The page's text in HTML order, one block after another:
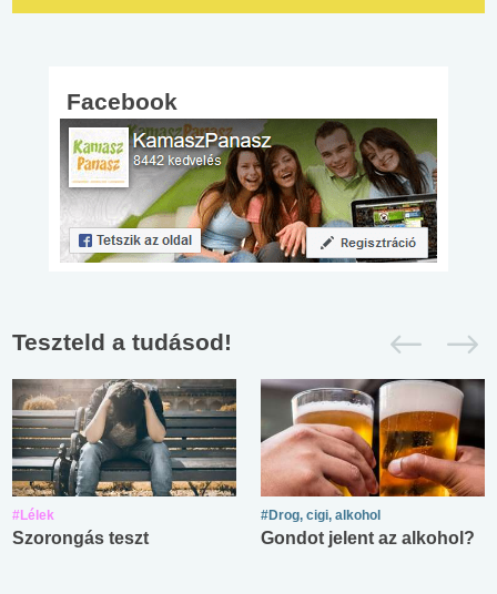
Facebook
Teszteld a tudásod!
#Lélek
Szorongás teszt
#Drog, cigi, alkohol
Gondot jelent az alkohol?